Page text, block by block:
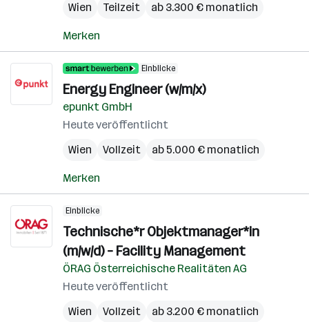
Wien
Teilzeit ab 3.300 € monatlich
Merken
Einblicke
Energy Engineer (w/m/x)
epunkt GmbH
Heute veröffentlicht
Wien
Vollzeit ab 5.000 € monatlich
Merken
Einblicke
Technische*r Objektmanager*in
(m/w/d) – Facility Management
ÖRAG Österreichische Realitäten AG
Heute veröffentlicht
Wien
Vollzeit ab 3.200 € monatlich